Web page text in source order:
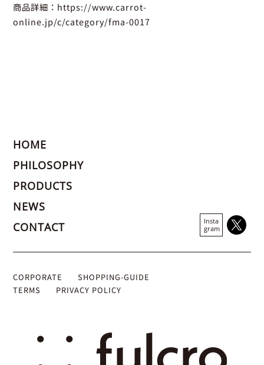
商品詳細： https://www.carrot-
online.jp/c/category/fma-0017
HOME
PHILOSOPHY
PRODUCTS
NEWS
CONTACT
Insta
gram
CORPORATE
SHOPPING-GUIDE
TERMS
PRIVACY POLICY